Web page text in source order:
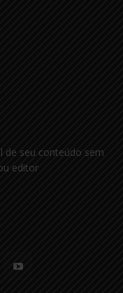
de seu conteúdo sem
editor